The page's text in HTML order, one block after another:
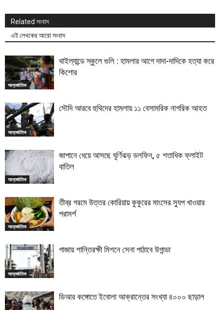
Related সংবাদ
এই লেখকের আরো সংবাদ
আন্তর্জাতিক
থাইল্যান্ডে স্কুলে গুলি : হামলার আগে দাদা-দাদিকে হত্যা করে
কিশোর
আন্তর্জাতিক
সৌদি আরবে হুথিদের হামলায় ১১ বেসামরিক নাগরিক আহত
আন্তর্জাতিক
জাপানে ধেয়ে আসছে ঘূর্ণিঝড় ডলফিন, ৫ শতাধিক ফ্লাইট
বাতিল
আন্তর্জাতিক
তীব্র গরমে উত্তর কোরিয়ায় কুকুরের মাংসের স্যুপ খাওয়ার
পরামর্শ
আন্তর্জাতিক
গাজায় শান্তিরক্ষী মিশনে সেনা পাঠাবে উগান্ডা
ডিআর কঙ্গোতে ইবোলা আক্রান্তের সংখ্যা ৪০০০ ছাড়াল